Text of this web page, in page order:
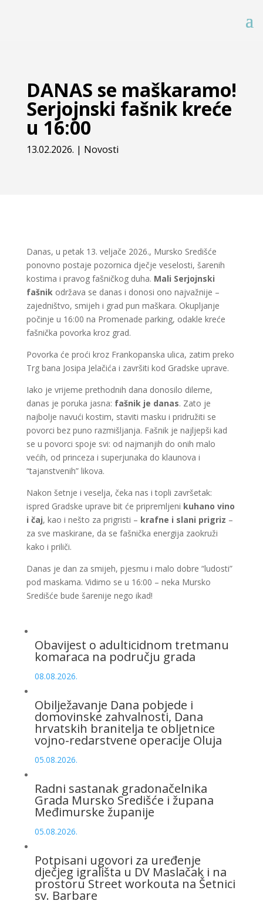
DANAS se maškaramo!
Serjojnski fašnik kreće
u 16:00
13.02.2026. | Novosti
Danas, u petak 13. veljače 2026., Mursko Središće
ponovno postaje pozornica dječje veselosti, šarenih
kostima i pravog fašničkog duha. Mali Serjojnski
fašnikodržava se danas i donosi ono najvažnije –
zajedništvo, smijeh i grad pun maškara. Okupljanje
počinje u 16:00 na Promenade parking, odakle kreće
fašnička povorka kroz grad.
Povorka će proći kroz Frankopanska ulica, zatim preko
Trg bana Josipa Jelačića i završiti kod Gradske uprave.
Iako je vrijeme prethodnih dana donosilo dileme,
danas je poruka jasna: fašnik je danas. Zato je
najbolje navući kostim, staviti masku i pridružiti se
povorci bez puno razmišljanja. Fašnik je najljepši kad
se u povorci spoje svi: od najmanjih do onih malo
većih, od princeza i superjunaka do klaunova i
“tajanstvenih” likova.
Nakon šetnje i veselja, čeka nas i topli završetak:
ispred Gradske uprave bit će pripremljeni kuhano vino
i čaj, kao i nešto za prigristi – krafne i slani prigriz –
za sve maskirane, da se fašnička energija zaokruži
kako i priliči.
Danas je dan za smijeh, pjesmu i malo dobre “ludosti”
pod maskama. Vidimo se u 16:00 – neka Mursko
Središće bude šarenije nego ikad!
Obavijest o adulticidnom tretmanu
komaraca na području grada
08.08.2026.
Obilježavanje Dana pobjede i
domovinske zahvalnosti, Dana
hrvatskih branitelja te obljetnice
vojno-redarstvene operacije Oluja
05.08.2026.
Radni sastanak gradonačelnika
Grada Mursko Središće i župana
Međimurske županije
05.08.2026.
Potpisani ugovori za uređenje
dječjeg igrališta u DV Maslačak i na
prostoru Street workouta na Šetnici
sv. Barbare